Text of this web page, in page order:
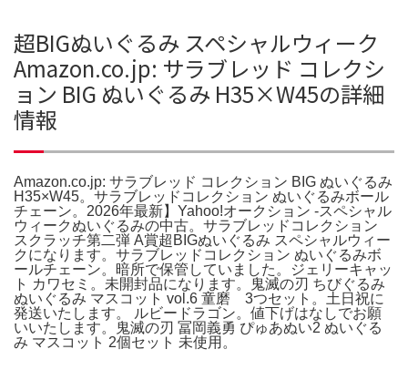
超BIGぬいぐるみ スペシャルウィーク
Amazon.co.jp: サラブレッド コレクシ
ョン BIG ぬいぐるみ H35×W45の詳細
情報
Amazon.co.jp: サラブレッド コレクション BIG ぬいぐるみ
H35×W45。サラブレッドコレクション ぬいぐるみボール
チェーン。2026年最新】Yahoo!オークション -スペシャル
ウィークぬいぐるみの中古。サラブレッドコレクション
スクラッチ第二弾 A賞超BIGぬいぐるみ スペシャルウィー
クになります。サラブレッドコレクション ぬいぐるみボ
ールチェーン。暗所で保管していました。ジェリーキャッ
ト カワセミ。未開封品になります。鬼滅の刃 ちびぐるみ
ぬいぐるみ マスコット vol.6 童磨 3つセット。土日祝に
発送いたします。 ルビードラゴン。値下げはなしでお願
いいたします。鬼滅の刃 冨岡義勇 ぴゅあぬい2 ぬいぐる
み マスコット 2個セット 未使用。